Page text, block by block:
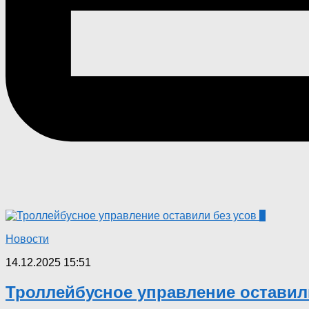
Новости
14.12.2025 15:51
Троллейбусное управление